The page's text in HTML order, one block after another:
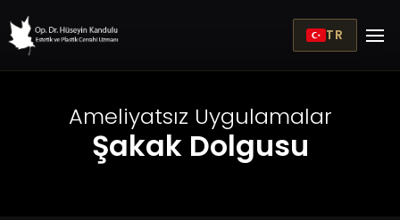
TR
Ameliyatsız Uygulamalar
Şakak Dolgusu